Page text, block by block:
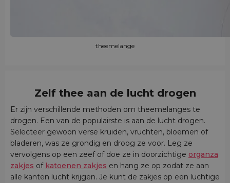
theemelange
Zelf thee aan de lucht drogen
Er zijn verschillende methoden om theemelanges te
drogen. Een van de populairste is aan de lucht drogen.
Selecteer gewoon verse kruiden, vruchten, bloemen of
bladeren, was ze grondig en droog ze voor. Leg ze
vervolgens op een zeef of doe ze in doorzichtige organza
zakjes of katoenen zakjes en hang ze op zodat ze aan
alle kanten lucht krijgen. Je kunt de zakjes op een luchtige